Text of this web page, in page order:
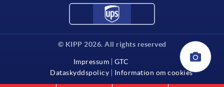
© KIPP 2026. All rights reserved
Impressum
GTC
Dataskyddspolicy
Information om cookies